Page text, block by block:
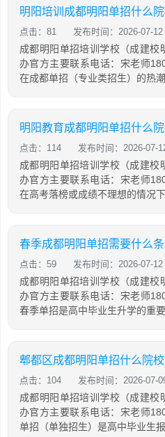
明阳培训成都明阳单招什么
点击：81 发布时间：2026-07-12
成都明阳单招培训学校（成建校
办官方主要联系电话：宋老师
在成都单招（专业类招生）的热潮
明阳教育成都明阳单招什么
点击：114 发布时间：2026-07-
成都明阳单招培训学校（成建校
办官方主要联系电话：宋老师
在高考落榜或成绩不理想的情况
春季成都明阳单招需要什么
点击：59 发布时间：2026-07-12
成都明阳单招培训学校（成建校
办官方主要联系电话：宋老师
春季单招是高中毕业生升学的重
郫都区成都明阳单招什么院
点击：104 发布时间：2026-07-
成都明阳单招培训学校（成建校
办官方主要联系电话：宋老师
单招（单独招生）是高中毕业生